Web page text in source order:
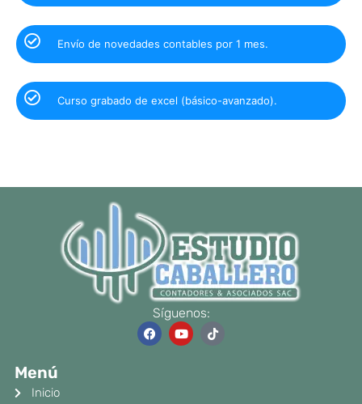
Envío de novedades contables por 1 mes.
Curso grabado de excel (básico-avanzado).
Síguenos:
F
a
Y
o
T
i
Menú
Inicio